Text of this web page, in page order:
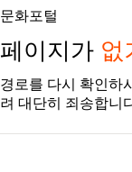
문화포털
페이지가 없
경로를 다시 확인하
려 대단히 죄송합니